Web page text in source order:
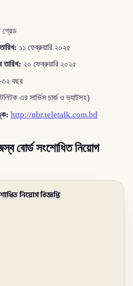
১১ ফেব্রুয়ারি ২০২৫
২০ ফেব্রুয়ারি ২০২৫
বছর
এর সার্ভিস চার্জ ও ভ্যাটসহ)
http://nbr.teletalk.com.bd
বোর্ড সংশোধিত নিয়োগ
নিয়োগ বিজ্ঞপ্তি